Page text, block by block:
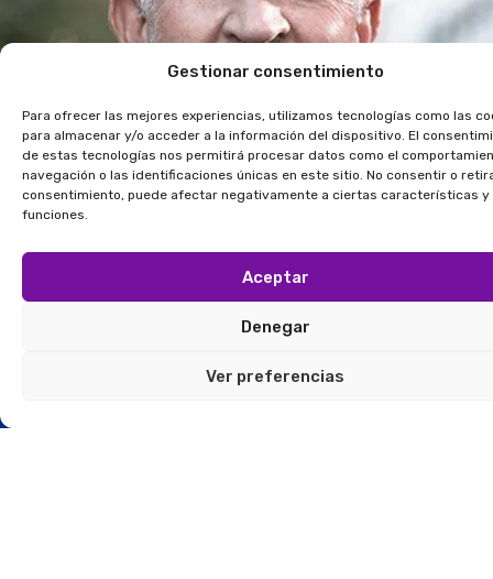
Gestionar consentimiento
Para ofrecer las mejores experiencias, utilizamos tecnologías como las
para almacenar y/o acceder a la información del dispositivo. El
de estas tecnologías nos permitirá procesar datos como el
navegación o las identificaciones únicas en este sitio. No consentir o
consentimiento, puede afectar negativamente a ciertas características y
funciones.
Aceptar
Denegar
Ver preferencias